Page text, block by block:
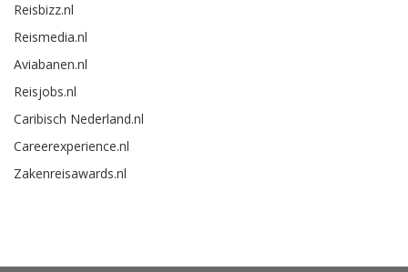
Reisbizz.nl
Reismedia.nl
Aviabanen.nl
Reisjobs.nl
Caribisch Nederland.nl
Careerexperience.nl
Zakenreisawards.nl